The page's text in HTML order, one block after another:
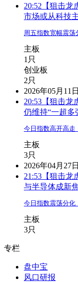
20:52 【狙击
市场或从科技
周五指数宽幅震
主板
1只
创业板
2只
2026年05月11
20:53 【狙击
仍维持“一超多
今日指数高开高走
主板
3只
2026年04月27
21:53 【狙击
与半导体成新
今日指数震荡分化
主板
3只
专栏
盘中宝
风口研报